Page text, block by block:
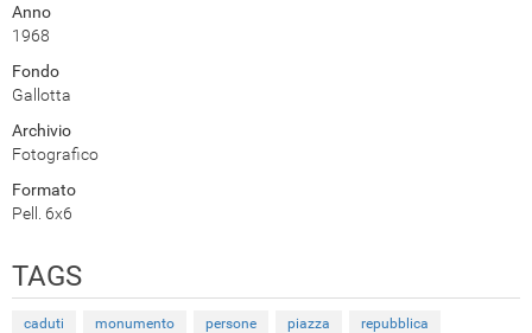
Anno
1968
Fondo
Gallotta
Archivio
Fotografico
Formato
Pell. 6x6
TAGS
caduti monumento persone piazza repubblica